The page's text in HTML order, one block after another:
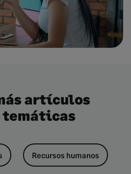
artículos
temáticas
Recursos humanos